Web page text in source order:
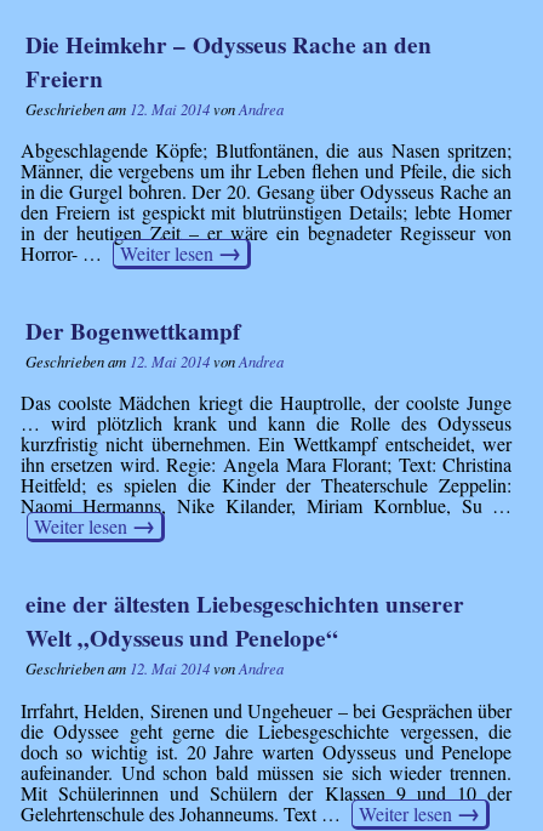
Die Heimkehr – Odysseus Rache an den
Freiern
Geschrieben am 12. Mai 2014vonAndrea
Abgeschlagende Köpfe; Blutfontänen, die aus Nasen spritzen;
Männer, die vergebens um ihr Leben flehen und Pfeile, die sich
in die Gurgel bohren. Der 20. Gesang über Odysseus Rache an
den Freiern ist gespickt mit blutrünstigen Details; lebte Homer
in der heutigen Zeit – er wäre ein begnadeter Regisseur von
Horror- …
Weiter lesen →
Der Bogenwettkampf
Geschrieben am 12. Mai 2014vonAndrea
Das coolste Mädchen kriegt die Hauptrolle, der coolste Junge
… wird plötzlich krank und kann die Rolle des Odysseus
kurzfristig nicht übernehmen. Ein Wettkampf entscheidet, wer
ihn ersetzen wird. Regie: Angela Mara Florant; Text: Christina
Heitfeld; es spielen die Kinder der Theaterschule Zeppelin:
Naomi Hermanns, Nike Kilander, Miriam Kornblue, Su …
Weiter lesen →
eine der ältesten Liebesgeschichten unserer
Welt „Odysseus und Penelope“
Geschrieben am 12. Mai 2014vonAndrea
Irrfahrt, Helden, Sirenen und Ungeheuer – bei Gesprächen über
die Odyssee geht gerne die Liebesgeschichte vergessen, die
doch so wichtig ist. 20 Jahre warten Odysseus und Penelope
aufeinander. Und schon bald müssen sie sich wieder trennen.
Mit Schülerinnen und Schülern der Klassen 9 und 10 der
Gelehrtenschule des Johanneums. Text …
Weiter lesen →